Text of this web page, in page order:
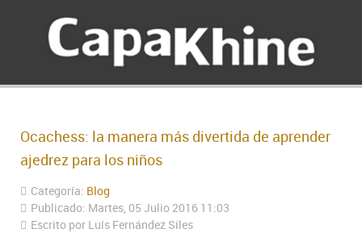
Ocachess: la manera más divertida de aprender
ajedrez para los niños
Categoría: Blog
Publicado: Martes, 05 Julio 2016 11:03
Escrito por Luís Fernández Siles